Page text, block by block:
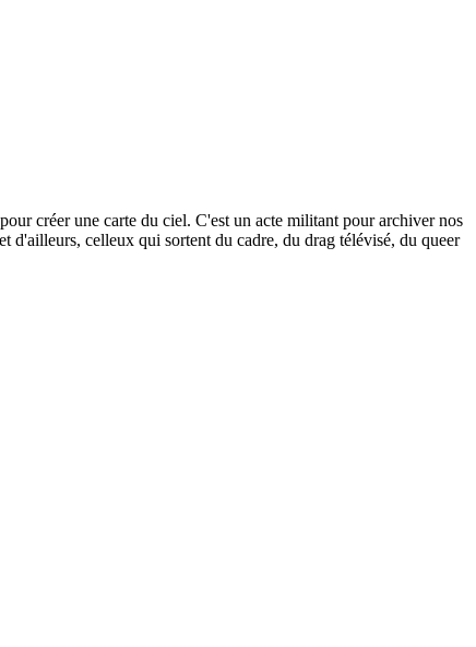
créer une carte du ciel. C'est un acte militant pour archiver nos
d'ailleurs, celleux qui sortent du cadre, du drag télévisé, du queer